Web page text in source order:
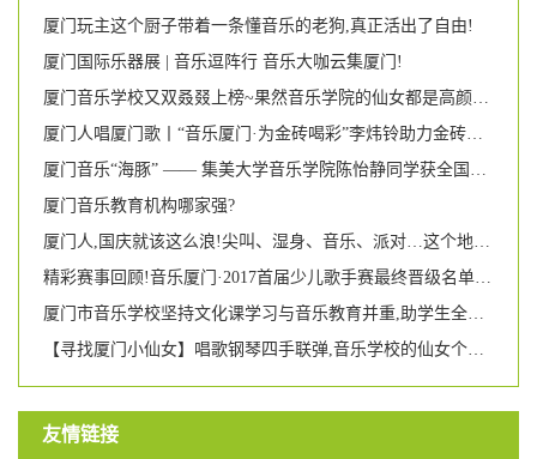
厦门玩主这个厨子带着一条懂音乐的老狗,真正活出了自由!
厦门国际乐器展 | 音乐逗阵行 音乐大咖云集厦门!
厦门音乐学校又双叒叕上榜~果然音乐学院的仙女都是高颜多才多艺!
厦门人唱厦门歌丨“音乐厦门·为金砖喝彩”李炜铃助力金砖独唱音乐会
厦门音乐“海豚” —— 集美大学音乐学院陈怡静同学获全国游泳比赛第二名
厦门音乐教育机构哪家强?
厦门人,国庆就该这么浪!尖叫、湿身、音乐、派对…这个地方即将引爆每个人的荷尔蒙!
精彩赛事回顾!音乐厦门·2017首届少儿歌手赛最终晋级名单新鲜出炉!
厦门市音乐学校坚持文化课学习与音乐教育并重,助学生全面成长 两名女校友被美国名校录取
【寻找厦门小仙女】唱歌钢琴四手联弹,音乐学校的仙女个个都那么有才艺吗?
友情链接